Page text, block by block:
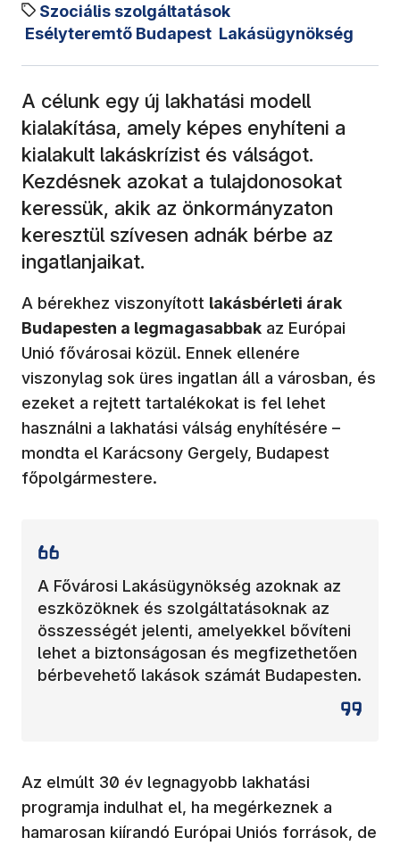
Szociális szolgáltatások
Esélyteremtő Budapest Lakásügynökség
A célunk egy új lakhatási modell
kialakítása, amely képes enyhíteni a
kialakult lakáskrízist és válságot.
Kezdésnek azokat a tulajdonosokat
keressük, akik az önkormányzaton
keresztül szívesen adnák bérbe az
ingatlanjaikat.
A bérekhez viszonyított lakásbérleti árak
Budapesten a legmagasabbak az Európai
Unió fővárosai közül. Ennek ellenére
viszonylag sok üres ingatlan áll a városban, és
ezeket a rejtett tartalékokat is fel lehet
használni a lakhatási válság enyhítésére –
mondta el Karácsony Gergely, Budapest
főpolgármestere.
A Fővárosi Lakásügynökség azoknak az
eszközöknek és szolgáltatásoknak az
összességét jelenti, amelyekkel bővíteni
lehet a biztonságosan és megfizethetően
bérbevehető lakások számát Budapesten.
Az elmúlt 30 év legnagyobb lakhatási
programja indulhat el, ha megérkeznek a
hamarosan kiírandó Európai Uniós források, de